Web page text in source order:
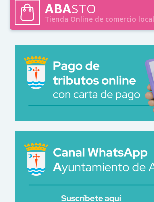
ABASTO
Tienda Online de comercio local